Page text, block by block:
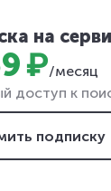
на
₽/месяц
доступ к
подписку